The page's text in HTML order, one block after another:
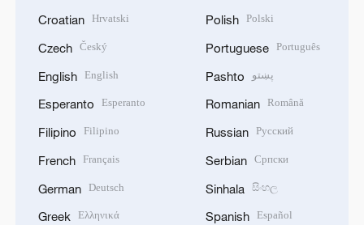
Croatian Hrvatski
Czech Český
English English
Esperanto Esperanto
Filipino Filipino
French Français
German Deutsch
Greek Ελληνικά
Polish Polski
Portuguese Português
Pashto پښتو
Romanian Română
Russian Русский
Serbian Српски
Sinhala සිංහල
Spanish Español